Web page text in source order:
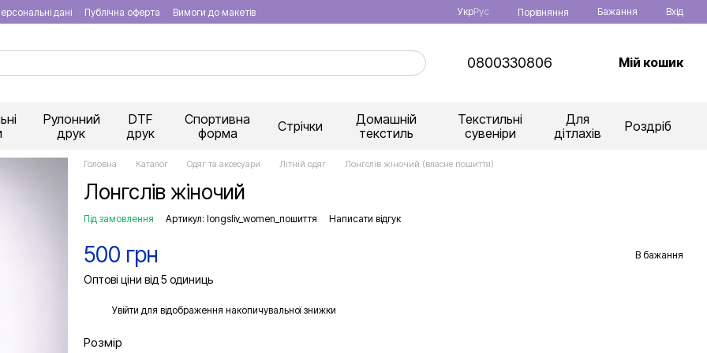
дані Публічна оферта Вимоги до макетів УкрРус Порівняння Бажання Вхід
0800330806 Мій кошик
Рулонний
друк
DTF
друк
Спортивна
форма
Стрічки
Домашній
текстиль
Текстильні
сувеніри
Для
дітлахів
Роздріб
Головна Каталог Одяг та аксесуари Літній одяг Лонгслів жіночий (власне пошиття)
Лонгслів жіночий
Під замовлення Артикул: longsliv_women_пошиття Написати відгук
500 грн В бажання
Оптові ціни від 5 одиниць
Увійти для відображення накопичувальної знижки
Розмір